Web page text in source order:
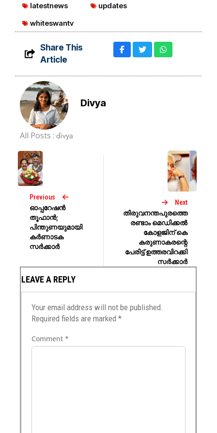
latestnews
updates
whiteswantv
Share This
Article
Divya
All Posts :divya
Previous
ഓപ്പറേഷന്‍
തൂഫാൻ;
പിന്തുണയുമായി
കര്‍ണാടക
സര്‍ക്കാര്‍
Next
തിരുവനന്തപുരത്തെ
രണ്ടാം മെഡിക്കല്‍
കോളജിന് കെ
കരുണാകരന്റെ
പേരിട്ട് ഉത്തരവിറക്കി
സര്‍ക്കാര്‍
LEAVE A REPLY
Your email address will not be published.
Required fields are marked*
Comment*